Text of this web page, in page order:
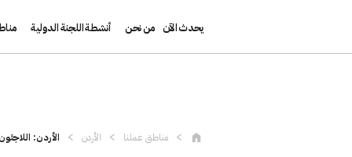
يحدث الآن من نحن أنشطة اللجنة الدولية
مناطق عملنا الأردن الأردن: